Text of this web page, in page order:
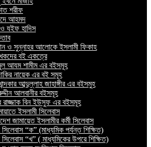
শরীফ
আহমদ
যইফ হাদিস
ও সুন্নাহর আলোকে ইসলামী ফিকাহ
বই একত্রে
আযম শামীম এর বইসমূহ
নায়েক এর বই সমূহ
আব্দুল্লাহ জাহাঙ্গীর এর বইসমুহ
আলবানীর বইসমূহ
রাজ্জাক বিন ইউসুফ এর বইসমূহ
ইসলামী সিলেবাস
জামায়েত ইসলামীর কর্মী সিলেবাস
“ক” (মাধ্যমিক পর্যন্ত শিক্ষিত)
“খ” ( মাধ্যমিকের উপরে শিক্ষিত)